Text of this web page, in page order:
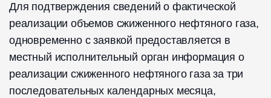
Для подтверждения сведений о фактической
реализации объемов сжиженного нефтяного газа,
одновременно с заявкой предоставляется в
местный исполнительный орган информация о
реализации сжиженного нефтяного газа за три
последовательных календарных месяца,